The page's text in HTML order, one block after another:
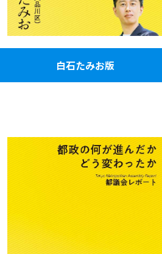
白石たみお版